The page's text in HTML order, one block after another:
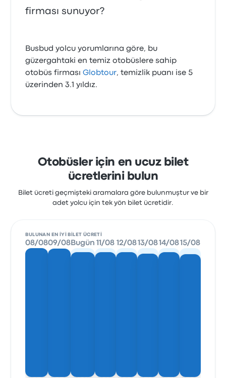
firması sunuyor?
Busbud yolcu yorumlarına göre, bu
güzergahtaki en temiz otobüslere sahip
otobüs firmasıGlobtour, temizlik puanı ise 5
üzerinden 3.1 yıldız.
Otobüsler için en ucuz bilet
ücretlerini bulun
Bilet ücreti geçmişteki aramalara göre bulunmuştur ve bir
adet yolcu için tek yön bilet ücretidir.
BULUNAN EN IYI BILET ÜCRETI
08/0809/08 Bugün 11/08 12/0813/0814/0815/08